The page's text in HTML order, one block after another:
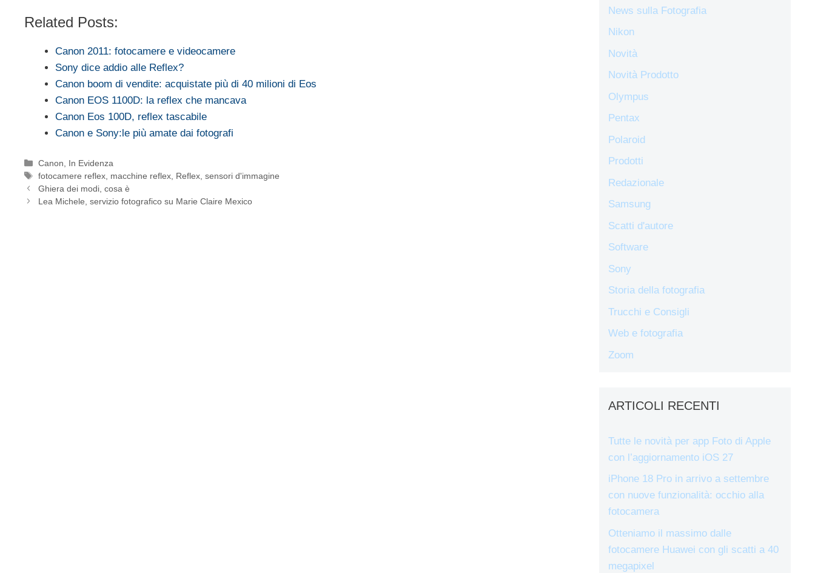
Related Posts:
Canon 2011: fotocamere e videocamere
Sony dice addio alle Reflex?
Canon boom di vendite: acquistate più di 40 milioni di Eos
Canon EOS 1100D: la reflex che mancava
Canon Eos 100D, reflex tascabile
Canon e Sony:le più amate dai fotografi
Categorie
Canon
In Evidenza
Tag
fotocamere reflex macchine reflex Reflex ,sensori d'immagine
Ghiera dei modi, cosa è
Lea Michele, servizio fotografico su Marie Claire Mexico
News sulla Fotografia
Nikon
Novità
Novità Prodotto
Olympus
Pentax
Polaroid
Prodotti
Redazionale
Samsung
Scatti d'autore
Software
Sony
Storia della fotografia
Trucchi e Consigli
Web e fotografia
Zoom
ARTICOLI RECENTI
Tutte le novità per app Foto di Apple
con l’aggiornamento iOS 27
iPhone 18 Pro in arrivo a settembre
con nuove funzionalità: occhio alla
fotocamera
Otteniamo il massimo dalle
fotocamere Huawei con gli scatti a 40
megapixel